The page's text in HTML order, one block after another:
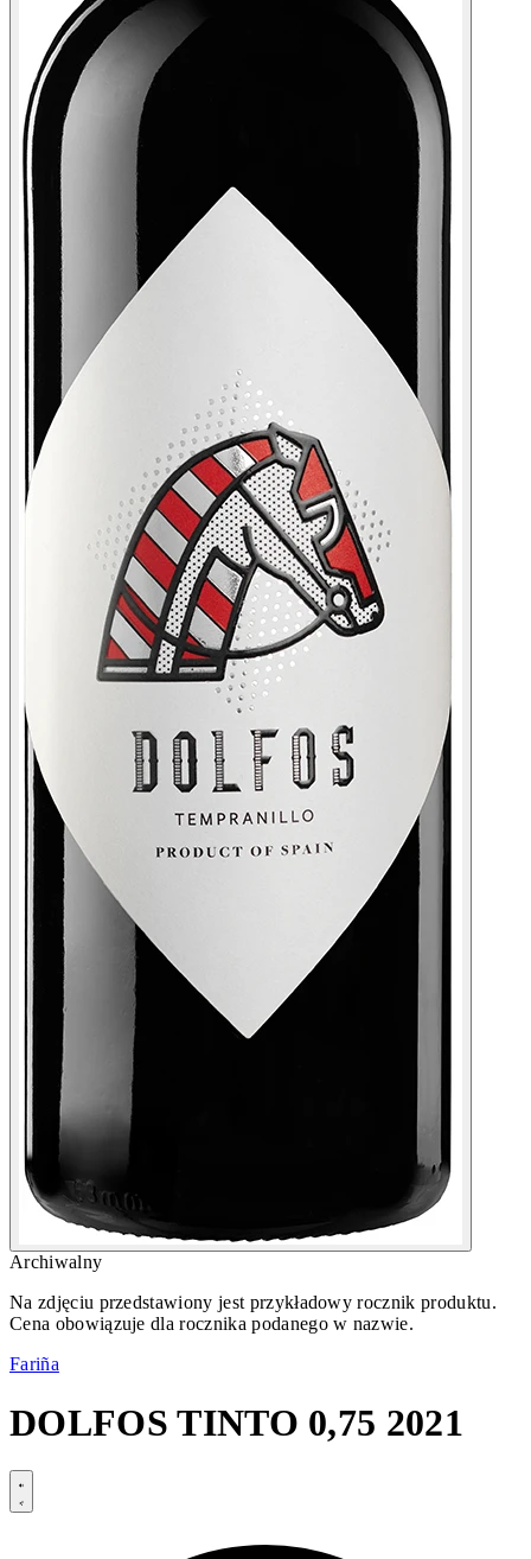
Archiwalny
Na zdjęciu przedstawiony jest przykładowy rocznik produktu.
Cena obowiązuje dla rocznika podanego w nazwie.
Fariña
DOLFOS TINTO 0,75 2021